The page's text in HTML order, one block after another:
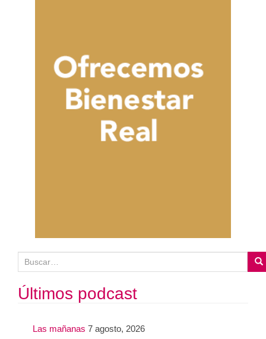
u
sÚltimos podcast
Las mañanas 7 agosto, 2026